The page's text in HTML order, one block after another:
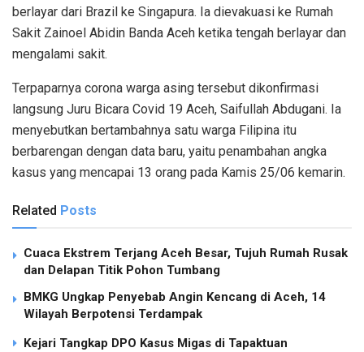
berlayar dari Brazil ke Singapura. Ia dievakuasi ke Rumah
Sakit Zainoel Abidin Banda Aceh ketika tengah berlayar dan
mengalami sakit.
Terpaparnya corona warga asing tersebut dikonfirmasi
langsung Juru Bicara Covid 19 Aceh, Saifullah Abdugani. Ia
menyebutkan bertambahnya satu warga Filipina itu
berbarengan dengan data baru, yaitu penambahan angka
kasus yang mencapai 13 orang pada Kamis 25/06 kemarin.
Related Posts
Cuaca Ekstrem Terjang Aceh Besar, Tujuh Rumah Rusak
dan Delapan Titik Pohon Tumbang
BMKG Ungkap Penyebab Angin Kencang di Aceh, 14
Wilayah Berpotensi Terdampak
Kejari Tangkap DPO Kasus Migas di Tapaktuan